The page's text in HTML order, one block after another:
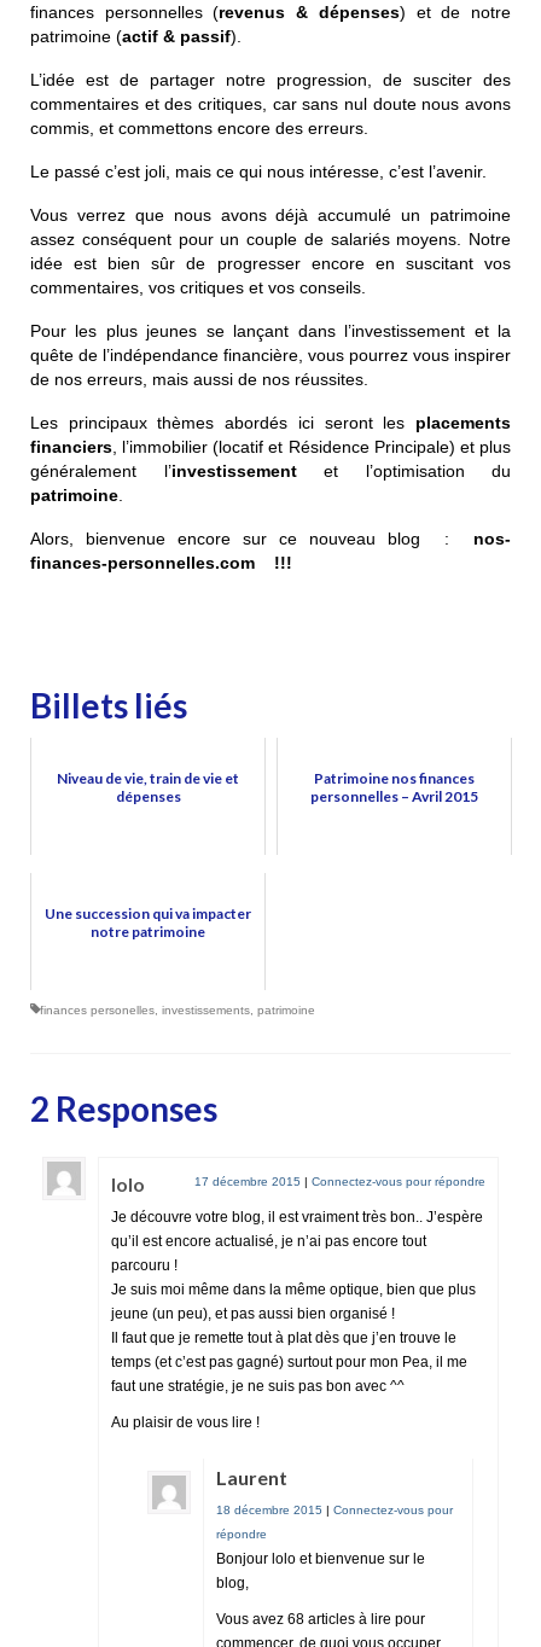
finances personnelles (revenus & dépenses) et de notre
patrimoine (actif & passif).
L’idée est de partager notre progression, de susciter des
commentaires et des critiques, car sans nul doute nous avons
commis, et commettons encore des erreurs.
Le passé c’est joli, mais ce qui nous intéresse, c’est l’avenir.
Vous verrez que nous avons déjà accumulé un patrimoine
assez conséquent pour un couple de salariés moyens. Notre
idée est bien sûr de progresser encore en suscitant vos
commentaires, vos critiques et vos conseils.
Pour les plus jeunes se lançant dans l’investissement et la
quête de l’indépendance financière, vous pourrez vous inspirer
de nos erreurs, mais aussi de nos réussites.
Les principaux thèmes abordés ici seront les placements
financiers , l’immobilier (locatif et Résidence Principale) et plus
généralement l’investissementet l’optimisation du
patrimoine
Alors, bienvenue encore sur ce nouveau blog : nos-
finances-personnelles.com !!!
Billets liés
Niveau de vie, train de vie et
dépenses
Patrimoine nos finances
personnelles – Avril 2015
Une succession qui va impacter
notre patrimoine
finances personelles, investissements, patrimoine
2 Responses
lolo 17 décembre 2015 Connectez-vous pour répondre
Je découvre votre blog, il est vraiment très bon.. J’espère
qu’il est encore actualisé, je n’ai pas encore tout
parcouru !
Je suis moi même dans la même optique, bien que plus
jeune (un peu), et pas aussi bien organisé !
Il faut que je remette tout à plat dès que j’en trouve le
temps (et c’est pas gagné) surtout pour mon Pea, il me
faut une stratégie, je ne suis pas bon avec ^^
Au plaisir de vous lire !
Laurent
18 décembre 2015
Connectez-vous pour
répondre
Bonjour lolo et bienvenue sur le
blog,
Vous avez 68 articles à lire pour